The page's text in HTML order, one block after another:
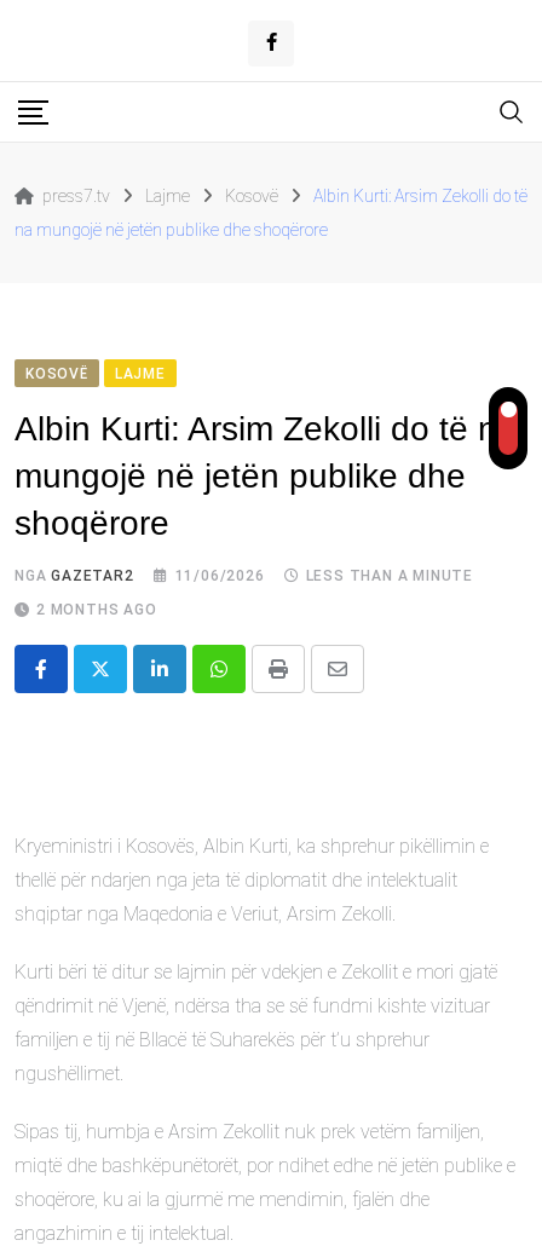
content
press7.tv Lajme Kosovë
Albin Kurti: Arsim Zekolli do të
na mungojë në jetën publike dhe shoqërore
KOSOVË LAJME
Albin Kurti: Arsim Zekolli do të na
mungojë në jetën publike dhe
shoqërore
NGAGAZETAR2 11/06/2026
LESS THAN A MINUTE
2 MONTHS AGO
LinkedInWhatsappPrint
Share
Kryeministri i Kosovës, Albin Kurti, ka shprehur pikëllimin e
thellë për ndarjen nga jeta të diplomatit dhe intelektualit
shqiptar nga Maqedonia e Veriut, Arsim Zekolli.
Kurti bëri të ditur se lajmin për vdekjen e Zekollit e mori gjatë
qëndrimit në Vjenë, ndërsa tha se së fundmi kishte vizituar
familjen e tij në Bllacë të Suharekës për t’u shprehur
ngushëllimet.
Sipas tij, humbja e Arsim Zekollit nuk prek vetëm familjen,
miqtë dhe bashkëpunëtorët, por ndihet edhe në jetën publike e
shoqërore, ku ai la gjurmë me mendimin, fjalën dhe
angazhimin e tij intelektual.